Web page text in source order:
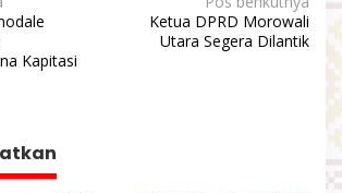
Kapitasi
Ketua DPRD Morowali
Utara Segera Dilantik